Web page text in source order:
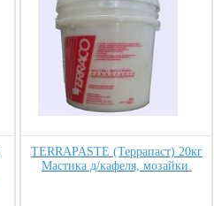
TERRAPASTE (Террапаст) 20кг
Мастика д/кафеля, мозайки.